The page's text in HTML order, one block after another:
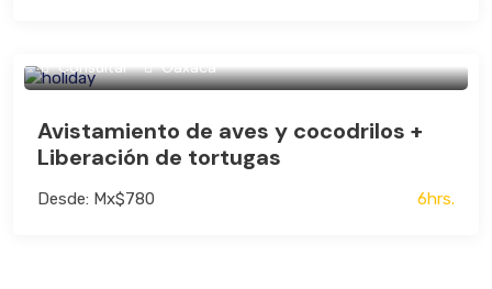
Consultar Oaxaca
Avistamiento de aves y cocodrilos +
Liberación de tortugas
Desde: Mx$780 6hrs.